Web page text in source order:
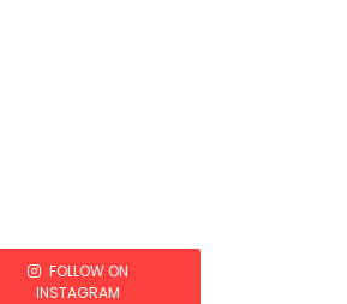
FOLLOW ON
INSTAGRAM